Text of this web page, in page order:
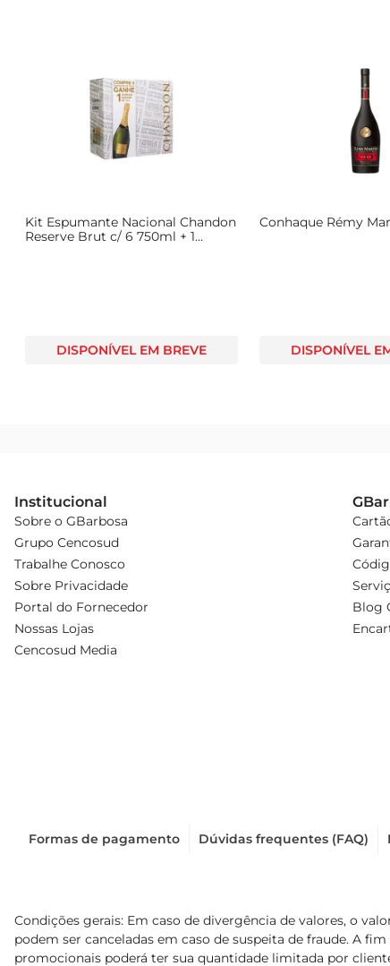
Kit Espumante Nacional Chandon
Reserve Brut c/ 6 750ml + 1
DISPONÍVEL EM BREVE
Conhaque Rémy
DISPONÍVEL
Institucional
Sobre o GBarbosa
Grupo Cencosud
Trabalhe Conosco
Sobre Privacidade
Portal do Fornecedor
Nossas Lojas
Cencosud Media
Blog
Formas de pagamento Dúvidas frequentes (FAQ)
Condições gerais: Em caso de divergência de valores, o
podem ser canceladas em caso de suspeita de fraude. A
promocionais poderá ter sua quantidade limitada por